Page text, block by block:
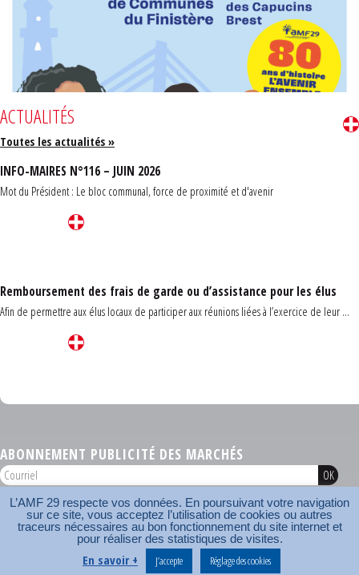
ACTUALITÉS
Toutes les actualités »
INFO-MAIRES N°116 – JUIN 2026
Mot du Président : Le bloc communal, force de proximité et d'avenir
Remboursement des frais de garde ou d’assistance pour les élus
Afin de permettre aux élus locaux de participer aux réunions liées à l’exercice de leur ...
ABONNEMENT PUBLICITÉ DES MARCHÉS
AMF 29 © 2026
Plan du site Nos coordonnées Mentions légales
Contact
Carrefour des communes
AMF
L’AMF 29 respecte vos données. En poursuivant votre navigation
sur ce site, vous acceptez l’utilisation de cookies ou autres
traceurs nécessaires au bon fonctionnement du site internet et
pour réaliser des statistiques de visites.
En savoir + J’accepte Réglage des cookies